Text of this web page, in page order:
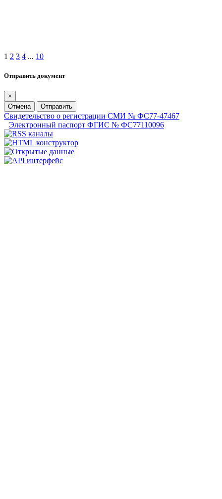
1 2 3 4 ... 10
Отправить документ
×
Отмена
Отправить
Свидетельство о регистрации СМИ № ФС77-47467
Электронный паспорт ФГИС № ФС77110096